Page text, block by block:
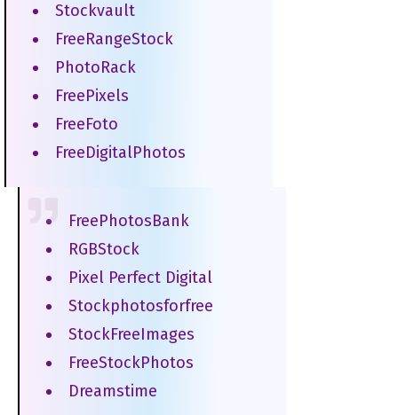
Stockvault
FreeRangeStock
PhotoRack
FreePixels
FreeFoto
FreeDigitalPhotos
FreePhotosBank
RGBStock
Pixel Perfect Digital
Stockphotosforfree
StockFreeImages
FreeStockPhotos
Dreamstime